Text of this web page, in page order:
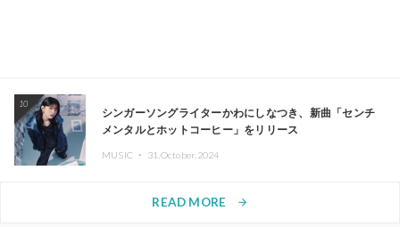
10
シンガーソングライターかわにしなつき、新曲「センチ
メンタルとホットコーヒー」をリリース
MUSIC ・ 31.October.2024
READ MORE arrow_forward